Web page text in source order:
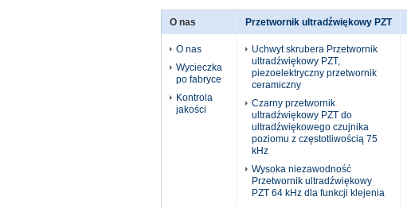
O nas
O nas
Wycieczka
po fabryce
Kontrola
jakości
Przetwornik ultradźwiękowy PZT
Uchwyt skrubera Przetwornik
ultradźwiękowy PZT,
piezoelektryczny przetwornik
ceramiczny
Czarny przetwornik
ultradźwiękowy PZT do
ultradźwiękowego czujnika
poziomu z częstotliwością 75
kHz
Wysoka niezawodność
Przetwornik ultradźwiękowy
PZT 64 kHz dla funkcji klejenia